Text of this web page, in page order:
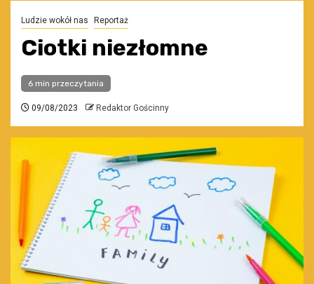
Ludzie wokół nas Reportaż
Ciotki niezłomne
6 min przeczytania
09/08/2023 Redaktor Gościnny